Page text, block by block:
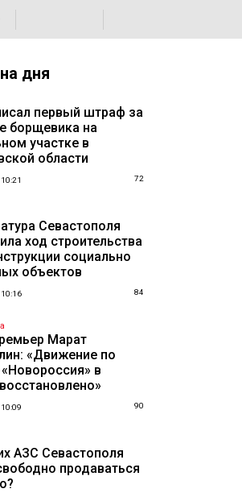
дня
первый штраф за
борщевика на
участке в
области
72
Севастополя
ход строительства
социально
объектов
84
Марат
«Движение по
в
90
АЗС Севастополя
продаваться